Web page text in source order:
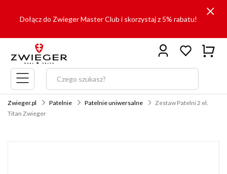
Dołącz do Zwieger Master Club i skorzystaj z 5% rabatu!
Menu
główne
Zwieger.pl Patelnie Patelnie uniwersalne
Zestaw Patelni 2 el.
Titan Zwieger